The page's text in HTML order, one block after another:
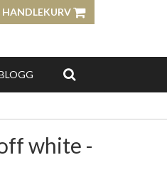
HANDLEKURV
white -